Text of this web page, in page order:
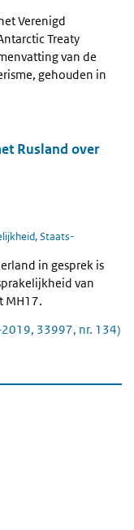
Verenigd
Treaty
van de
gehouden in
Rusland over
Staats-
in gesprek is
van
MH17.
33997, nr. 134)